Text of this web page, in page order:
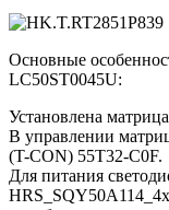
Основные
LC50ST0045U:
Установлена
В управлении
(T-CON) 55T32-C0F.
Для питания